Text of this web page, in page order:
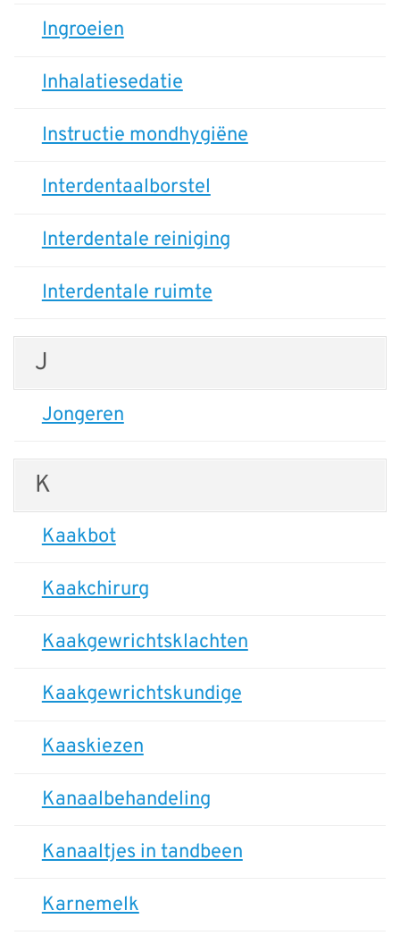
Ingroeien
Inhalatiesedatie
Instructie mondhygiëne
Interdentaalborstel
Interdentale reiniging
Interdentale ruimte
J
Jongeren
K
Kaakbot
Kaakchirurg
Kaakgewrichtsklachten
Kaakgewrichtskundige
Kaaskiezen
Kanaalbehandeling
Kanaaltjes in tandbeen
Karnemelk